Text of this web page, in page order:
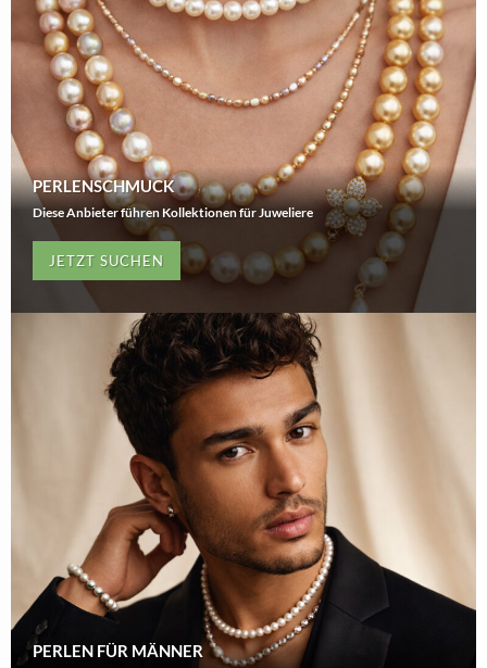
PERLENSCHMUCK
Diese Anbieter führen Kollektionen für Juweliere
JETZT SUCHEN
PERLEN FÜR MÄNNER